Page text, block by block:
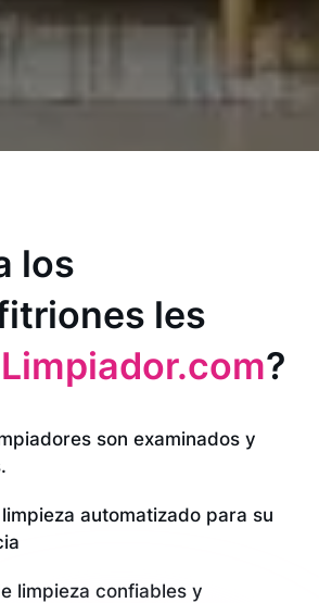
los
les
Limpiador.com?
son examinados y
automatizado para su
limpieza confiables y